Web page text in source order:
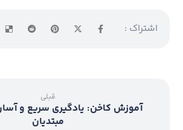
قبلی
آموزش کاخن: یادگیری سریع و
مبتدیان